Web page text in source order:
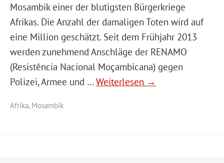
Mosambik einer der blutigsten Bürgerkriege
Afrikas. Die Anzahl der damaligen Toten wird auf
eine Million geschätzt. Seit dem Frühjahr 2013
werden zunehmend Anschläge der RENAMO
(Resistência Nacional Moçambicana) gegen
Polizei, Armee und … Weiterlesen →
Afrika, Mosambik